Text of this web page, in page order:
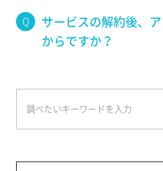
サービスの解約後、
からですか？